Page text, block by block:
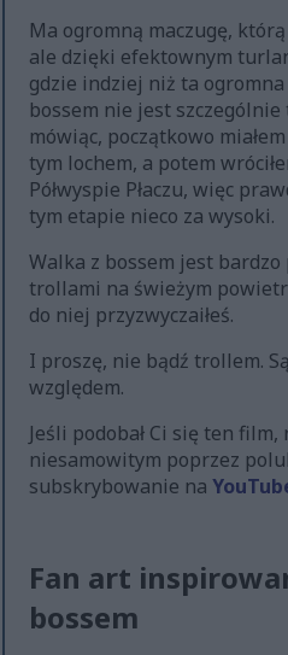
Ma ogromną maczugę,
ale dzięki efektownym
gdzie indziej niż ta
bossem nie jest szczególnie
mówiąc, początkowo
tym lochem, a potem
Półwyspie Płaczu, więc
tym etapie nieco za wysoki.
Walka z bossem jest
trollami na świeżym
do niej przyzwyczaiłeś.
I proszę, nie bądź trollem.
względem.
Jeśli podobał Ci się ten
niesamowitym poprzez
subskrybowanie na
Fan art
bossem